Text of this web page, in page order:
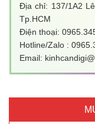
Địa chỉ: 137/1A2
Tp.HCM
Điện thoại:
Hotline/Zalo :
Email: